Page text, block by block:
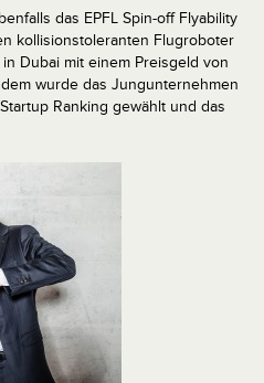
das EPFL Spin-off Flyability
kollisionstoleranten Flugroboter
in Dubai mit einem Preisgeld von
wurde das Jungunternehmen
Ranking gewählt und das